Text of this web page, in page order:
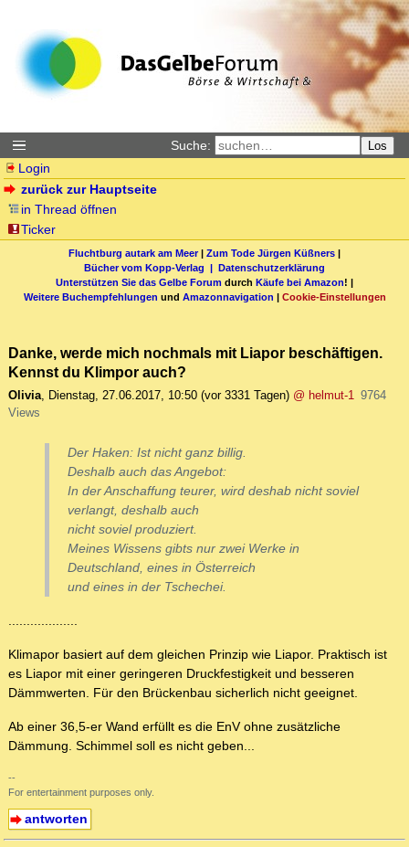
Suche: Los
Login
zurück zur Hauptseite
in Thread öffnen
Ticker
Fluchtburg autark am Meer| Zum Tode Jürgen Küßners |
Bücher vom Kopp-Verlag | Datenschutzerklärung
Unterstützen Sie das Gelbe Forum durch Käufe bei Amazon! |
Weitere Buchempfehlungen und Amazonnavigation | Cookie-Einstellungen
Danke, werde mich nochmals mit Liapor beschäftigen.
Kennst du Klimpor auch?
Olivia, Dienstag, 27.06.2017, 10:50 (vor 3331 Tagen) @ helmut-1 9764
Views
Der Haken: Ist nicht ganz billig.
Deshalb auch das Angebot:
In der Anschaffung teurer, wird deshab nicht soviel
verlangt, deshalb auch
nicht soviel produziert.
Meines Wissens gibts nur zwei Werke in
Deutschland, eines in Österreich
und eines in der Tschechei.
...................
Klimapor basiert auf dem gleichen Prinzip wie Liapor. Praktisch ist
es Liapor mit einer geringeren Druckfestigkeit und besseren
Dämmwerten. Für den Brückenbau sicherlich nicht geeignet.
Ab einer 36,5-er Wand erfüllt es die EnV ohne zusätzliche
Dämmung. Schimmel soll es nicht geben...
--
For entertainment purposes only.
antworten